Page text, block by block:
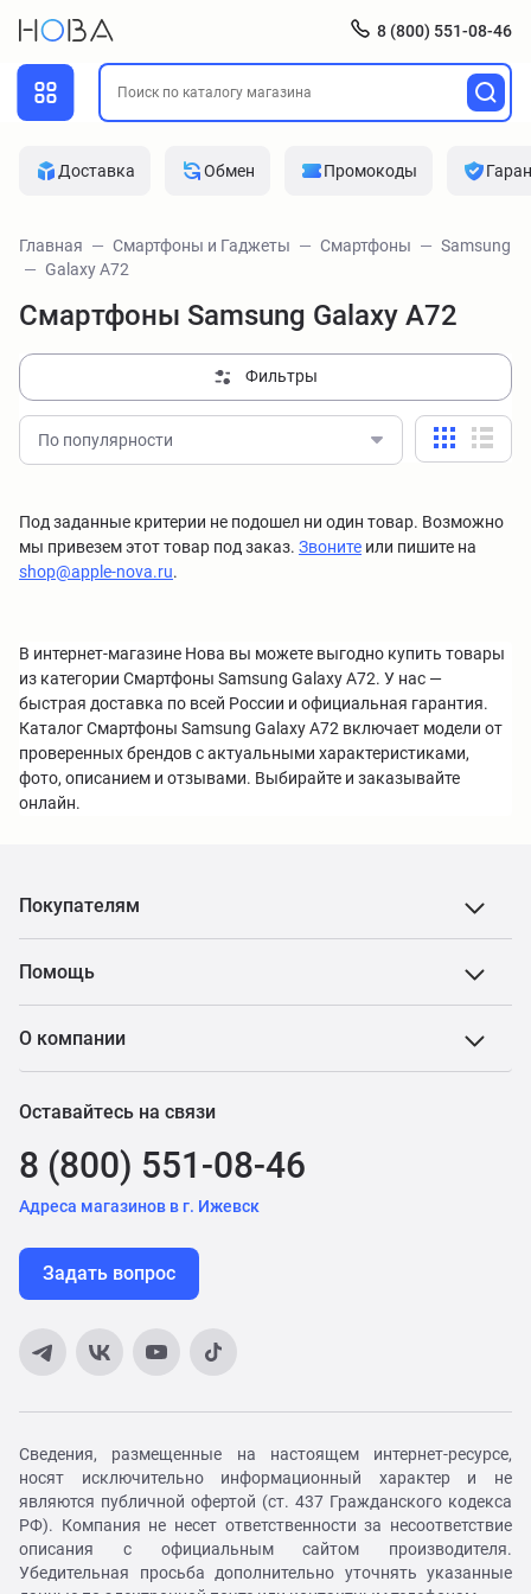
8 (800) 551-08-46
Доставка Обмен Промокоды
Главная Смартфоны и Гаджеты Смартфоны
Samsung
Galaxy A72
Смартфоны Samsung Galaxy A72
Фильтры
По популярности
Под заданные критерии не подошел ни один товар. Возможно
мы привезем этот товар под заказ. Звоните или пишите на
shop@apple-nova.ru.
В интернет-магазине Нова вы можете выгодно купить товары
из категории Смартфоны Samsung Galaxy A72. У нас —
быстрая доставка по всей России и официальная гарантия.
Каталог Смартфоны Samsung Galaxy A72 включает модели от
проверенных брендов с актуальными характеристиками,
фото, описанием и отзывами. Выбирайте и заказывайте
онлайн.
Покупателям
Помощь
О компании
Оставайтесь на связи
8 (800) 551-08-46
Адреса магазинов в г. Ижевск
Задать вопрос
Сведения, размещенные на настоящем интернет-ресурсе,
носят исключительно информационный характер и не
являются публичной офертой (ст. 437 Гражданского кодекса
РФ). Компания не несет ответственности за несоответствие
описания с официальным сайтом производителя.
Убедительная просьба дополнительно уточнять указанные